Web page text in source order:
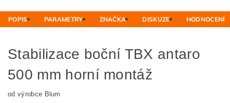
POPIS PARAMETRY ZNAČKA DISKUZE HODNOCENÍ
Stabilizace boční TBX antaro
500 mm horní montáž
od výrobce Blum